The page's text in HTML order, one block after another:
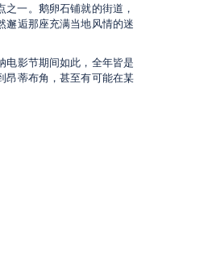
一。鹅卵石铺就的街道，
邂逅那座充满当地风情的迷
电影节期间如此，全年皆是
昂蒂布角，甚至有可能在某